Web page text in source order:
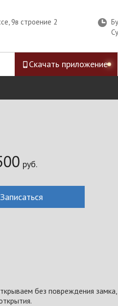
9в строение 2
Скачать приложение
руб.
Записаться
без повреждения замка,